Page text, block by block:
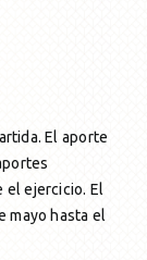
El aporte
el ejercicio. El
mayo hasta el